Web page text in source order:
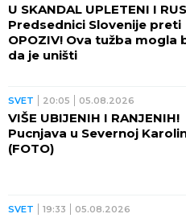
U SKANDAL UPLETENI I
Predsednici Slovenije preti
OPOZIV! Ova tužba mogla
da je uništi
SVET 20:05 05.08.2026
VIŠE UBIJENIH I RANJENIH!
Pucnjava u Severnoj
(FOTO)
SVET 19:33 05.08.2026